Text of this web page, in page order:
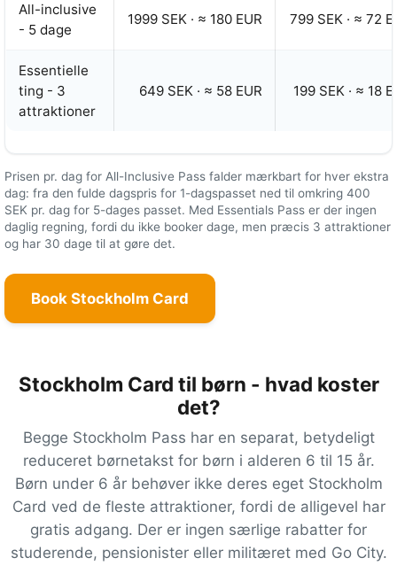
All-inclusive
- 5 dage
1999 SEK · ≈ 180 EUR 799 SEK · ≈ 72
Essentielle
ting - 3
attraktioner
649 SEK · ≈ 58 EUR 199 SEK · ≈ 18
Prisen pr. dag for All-Inclusive Pass falder mærkbart for hver ekstra
dag: fra den fulde dagspris for 1-dagspasset ned til omkring 400
SEK pr. dag for 5-dages passet. Med Essentials Pass er der ingen
daglig regning, fordi du ikke booker dage, men præcis 3 attraktioner
og har 30 dage til at gøre det.
Book Stockholm Card
Stockholm Card til børn - hvad koster
det?
Begge Stockholm Pass har en separat, betydeligt
reduceret børnetakst for børn i alderen 6 til 15 år.
Børn under 6 år behøver ikke deres eget Stockholm
Card ved de fleste attraktioner, fordi de alligevel har
gratis adgang. Der er ingen særlige rabatter for
studerende, pensionister eller militæret med Go City.